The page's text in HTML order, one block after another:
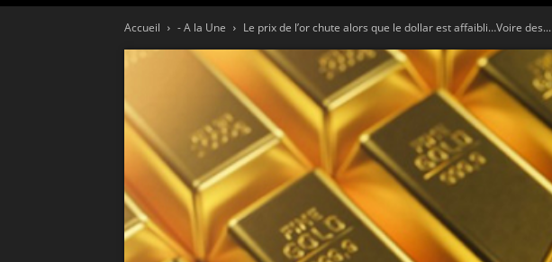
Accueil - A la Une Le prix de l’or chute alors que le dollar est affaibli…Voire des...